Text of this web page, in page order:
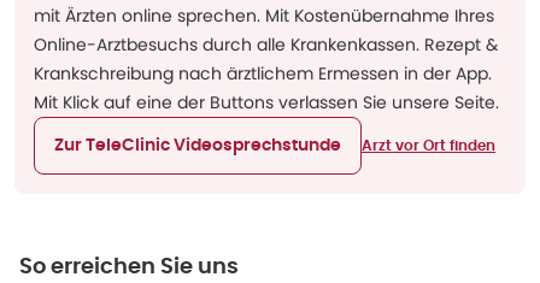
mit Ärzten online sprechen. Mit Kostenübernahme Ihres
Online-Arztbesuchs durch alle Krankenkassen. Rezept &
Krankschreibung nach ärztlichem Ermessen in der App.
Mit Klick auf eine der Buttons verlassen Sie unsere Seite.
Zur TeleClinic Videosprechstunde Arzt vor Ort finden
So erreichen Sie uns